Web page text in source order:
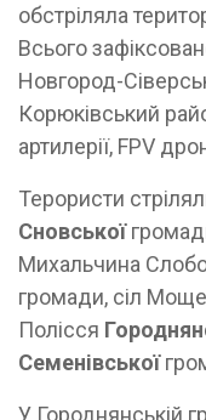
обстріляла
Всього
Новгород-
Корюківський
артилерії, FPV
Терористи
Сновської
Михальчина
громади, сіл
Полісся
Семенівської
У Городнянській